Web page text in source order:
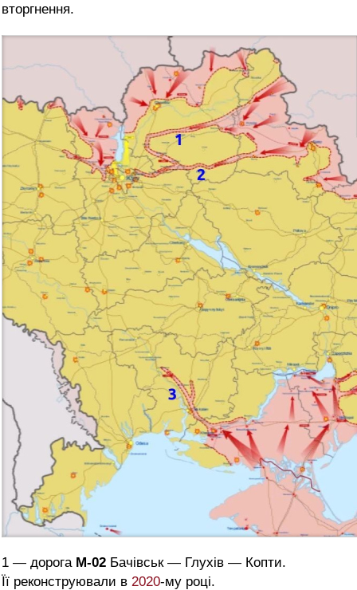
вторгнення.
1 — дорога М-02 Бачівськ — Глухів — Копти.
Її реконструювали в 2020-му році.